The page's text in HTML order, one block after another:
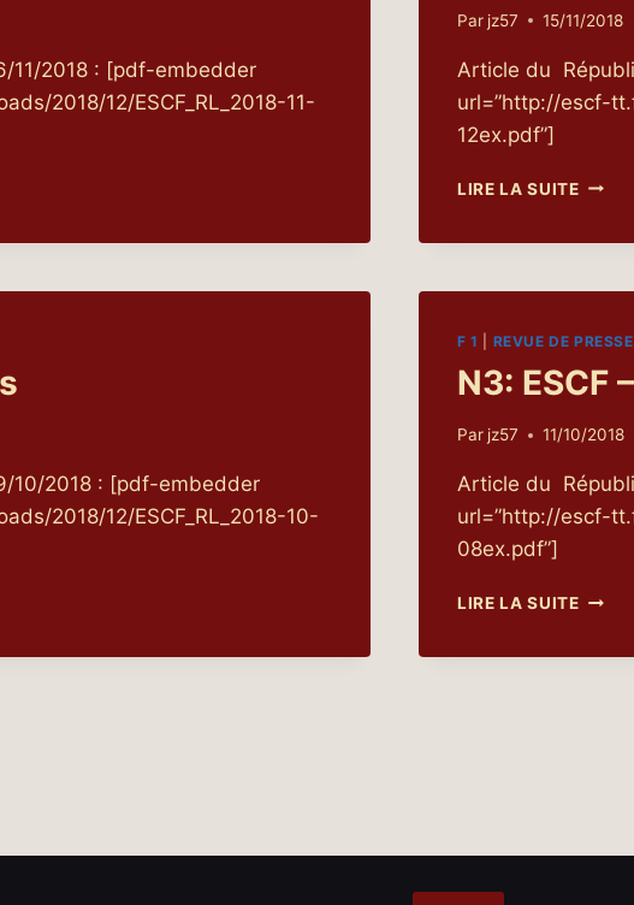
11/2018 : [pdf-embedder
2018/12/ESCF_RL_2018-11-
Par jz57 15/11/2018
Article du
url=”http://escf-
12ex.pdf”]
LIRE LA SUITEN3:
10/2018 : [pdf-embedder
2018/12/ESCF_RL_2018-10-
F 1 REVUE DE PRESSE
N3: ESCF
Par jz57 11/10/2018
Article du
url=”http://escf-
08ex.pdf”]
LIRE LA SUITEN3: